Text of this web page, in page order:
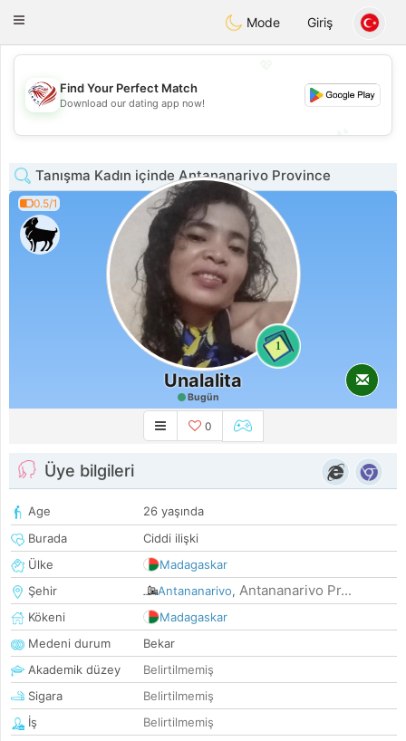
Dating
Toggle
Mode Giriş
💖
Find Your Perfect Match
Download our dating app now!
Tanışma Kadın içinde Antananarivo Province
0.5/1
1
Unalalita
Bugün
0
Üye bilgileri
Age
26 yaşında
Burada
Ciddi ilişki
Ülke
Madagaskar
Şehir
Antananarivo, Antananarivo Pr...
Kökeni
Madagaskar
Medeni durum
Bekar
Akademik düzey
Belirtilmemiş
Sigara
Belirtilmemiş
İş
Belirtilmemiş